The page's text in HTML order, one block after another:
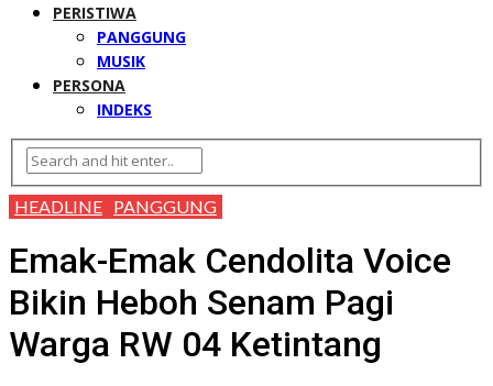
PERISTIWA
PANGGUNG
MUSIK
PERSONA
INDEKS
HEADLINE PANGGUNG
Emak-Emak Cendolita Voice
Bikin Heboh Senam Pagi
Warga RW 04 Ketintang